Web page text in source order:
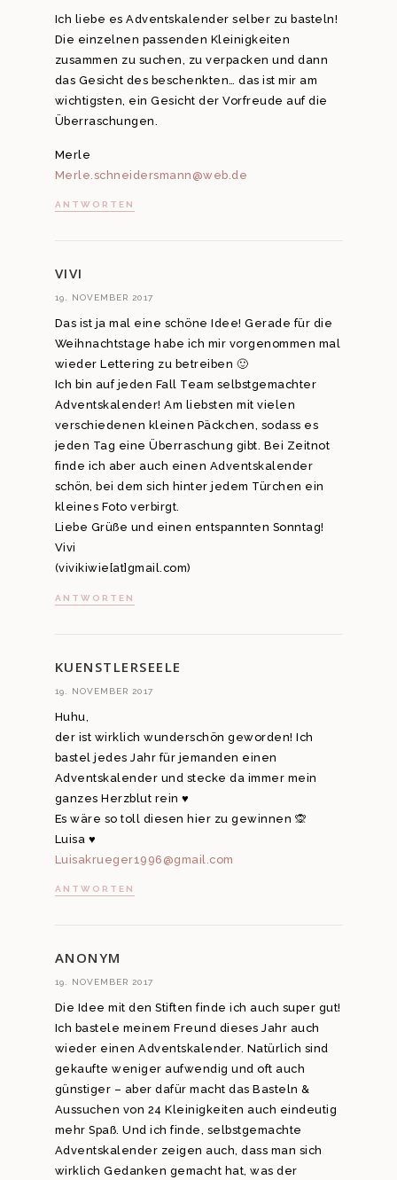
Ich liebe es Adventskalender selber zu basteln!
Die einzelnen passenden Kleinigkeiten
zusammen zu suchen, zu verpacken und dann
das Gesicht des beschenkten… das ist mir am
wichtigsten, ein Gesicht der Vorfreude auf die
Überraschungen.
Merle
Merle.schneidersmann@web.de
ANTWORTEN
VIVI
19. NOVEMBER 2017
Das ist ja mal eine schöne Idee! Gerade für die
Weihnachtstage habe ich mir vorgenommen mal
wieder Lettering zu betreiben 🙂
Ich bin auf jeden Fall Team selbstgemachter
Adventskalender! Am liebsten mit vielen
verschiedenen kleinen Päckchen, sodass es
jeden Tag eine Überraschung gibt. Bei Zeitnot
finde ich aber auch einen Adventskalender
schön, bei dem sich hinter jedem Türchen ein
kleines Foto verbirgt.
Liebe Grüße und einen entspannten Sonntag!
Vivi
(vivikiwie[at]gmail.com)
ANTWORTEN
KUENSTLERSEELE
19. NOVEMBER 2017
Huhu,
der ist wirklich wunderschön geworden! Ich
bastel jedes Jahr für jemanden einen
Adventskalender und stecke da immer mein
ganzes Herzblut rein ♥️
Es wäre so toll diesen hier zu gewinnen 🙊
Luisa ♥️
Luisakrueger1996@gmail.com
ANTWORTEN
ANONYM
19. NOVEMBER 2017
Die Idee mit den Stiften finde ich auch super gut!
Ich bastele meinem Freund dieses Jahr auch
wieder einen Adventskalender. Natürlich sind
gekaufte weniger aufwendig und oft auch
günstiger – aber dafür macht das Basteln &
Aussuchen von 24 Kleinigkeiten auch eindeutig
mehr Spaß. Und ich finde, selbstgemachte
Adventskalender zeigen auch, dass man sich
wirklich Gedanken gemacht hat, was der